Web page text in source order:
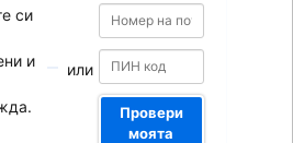
си
и
или
Номер
на
потвърждението
Номер
потвърждението
Провери
моята